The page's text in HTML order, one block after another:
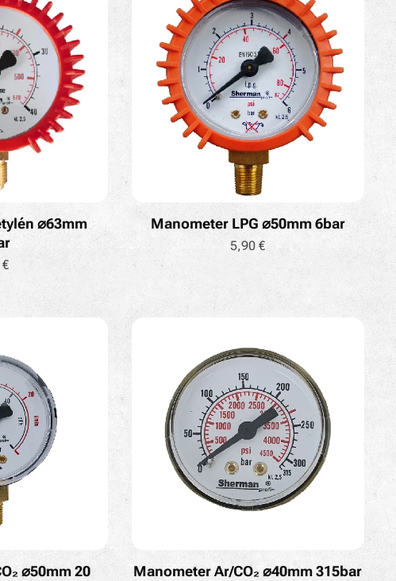
⌀63mm
Manometer LPG ⌀50mm 6bar
5,90 €
⌀50mm 20
Manometer Ar/CO₂ ⌀40mm 315bar